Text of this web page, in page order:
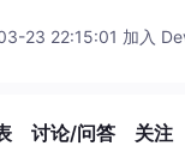
23 22:15:01 加入
讨论/问答 关注